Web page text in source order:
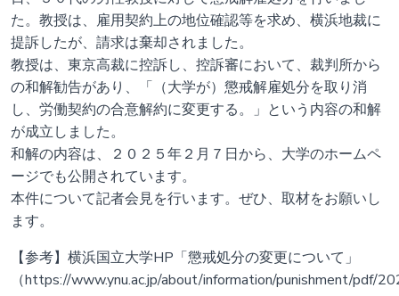
た。教授は、雇用契約上の地位確認等を求め、横浜地裁に
提訴したが、請求は棄却されました。
教授は、東京高裁に控訴し、控訴審において、裁判所から
の和解勧告があり、「（大学が）懲戒解雇処分を取り消
し、労働契約の合意解約に変更する。」という内容の和解
が成立しました。
和解の内容は、２０２５年２月７日から、大学のホームペ
ージでも公開されています。
本件について記者会見を行います。ぜひ、取材をお願いし
ます。
【参考】横浜国立大学HP「懲戒処分の変更について」
（https://www.ynu.ac.jp/about/information/punishment/pdf/